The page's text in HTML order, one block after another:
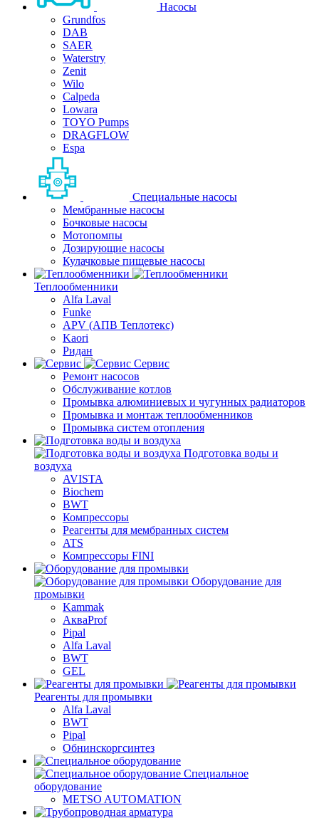
Насосы
Grundfos
DAB
SAER
Waterstry
Zenit
Wilo
Calpeda
Lowara
TOYO Pumps
DRAGFLOW
Espa
Специальные насосы
Мембранные насосы
Бочковые насосы
Мотопомпы
Дозирующие насосы
Кулачковые пищевые насосы
Теплообменники
Alfa Laval
Funke
APV (АПВ Теплотекс)
Kaori
Ридан
Сервис
Ремонт насосов
Обслуживание котлов
Промывка алюминиевых и чугунных радиаторов
Промывка и монтаж теплообменников
Промывка систем отопления
Подготовка воды и
воздуха
AVISTA
Biochem
BWT
Компрессоры
Реагенты для мембранных систем
ATS
Компрессоры FINI
Оборудование для
промывки
Kammak
АкваProf
Pipal
Alfa Laval
BWT
GEL
Реагенты для промывки
Alfa Laval
BWT
Pipal
Обнинскоргсинтез
Специальное
оборудование
METSO AUTOMATION